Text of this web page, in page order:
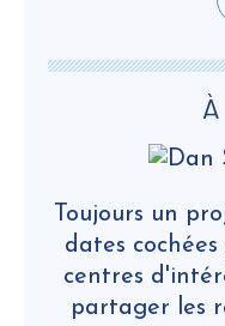
Toujours un
dates cochées
centres
partager les